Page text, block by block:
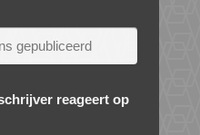
reageert op